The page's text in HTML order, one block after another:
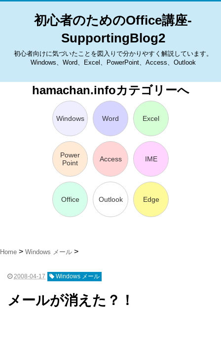
初心者のためのOffice講座-
SupportingBlog2
初心者向けに気づいたことを図入りで分かりやすく解説しています。
Windows、Word、Excel、PowerPoint、Access、Outlook
hamachan.infoカテゴリーへ
Windows Word Excel
Power
Point
Access IME
Office Outlook Edge
Home Windows メール
2008-04-17 Windows メール
メールが消えた？！